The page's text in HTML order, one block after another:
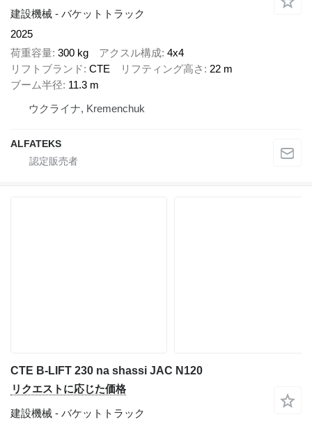
建設機械 - バケットトラック
2025
荷重容量 300 kg アクスル構成 4x4
リフトブランド CTE リフティング高さ
22 m
ブーム半径 11.3 m
ウクライナ, Kremenchuk
ALFATEKS
CTE B-LIFT 230 na shassi JAC N120
リクエストに応じた価格
建設機械 - バケットトラック